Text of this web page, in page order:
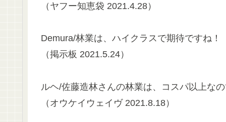
（ヤフー知恵袋 2021.4.28）
Demura/林業は、ハイクラスで期待ですね！
（掲示板 2021.5.24）
ルヘ/佐藤造林さんの林業は、コスパ以上な
（オウケイウェイヴ 2021.8.18）